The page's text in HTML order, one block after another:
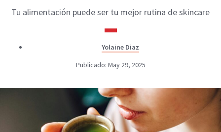
Tu alimentación puede ser tu mejor rutina de skincare
Yolaine Diaz
Publicado: May 29, 2025